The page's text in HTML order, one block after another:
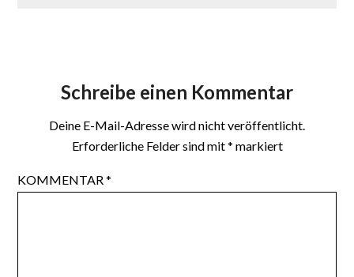
Schreibe einen Kommentar
Deine E-Mail-Adresse wird nicht veröffentlicht.
Erforderliche Felder sind mit* markiert
KOMMENTAR*